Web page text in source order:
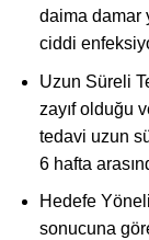
daima damar
ciddi
Uzun Süreli
zayıf olduğu
tedavi uzun
6 hafta
Hedefe
sonucuna